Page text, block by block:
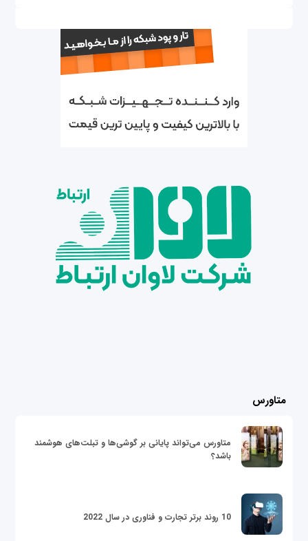
متاورس
متاورس می‌تواند پایانی بر گوشی‌ها و تبلت‌های هوشمند
باشد؟
10 روند برتر تجارت و فناوری در سال 2022